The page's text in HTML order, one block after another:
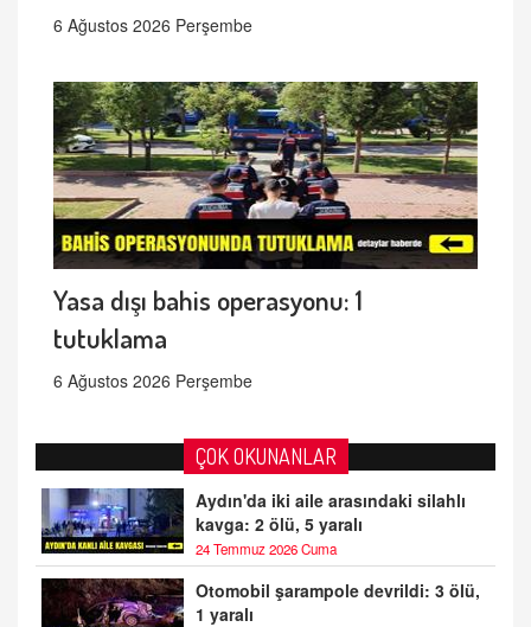
6 Ağustos 2026 Perşembe
Yasa dışı bahis operasyonu: 1
tutuklama
6 Ağustos 2026 Perşembe
ÇOK OKUNANLAR
Aydın'da iki aile arasındaki silahlı
kavga: 2 ölü, 5 yaralı
24 Temmuz 2026 Cuma
Otomobil şarampole devrildi: 3 ölü,
1 yaralı